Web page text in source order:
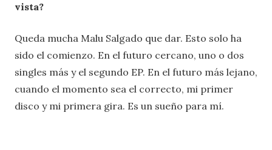
vista?
Queda mucha Malu Salgado que dar. Esto solo ha
sido el comienzo. En el futuro cercano, uno o dos
singles más y el segundo EP. En el futuro más lejano,
cuando el momento sea el correcto, mi primer
disco y mi primera gira. Es un sueño para mí.